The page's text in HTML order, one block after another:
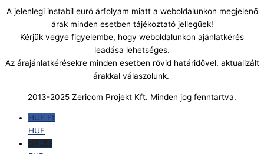
A jelenlegi instabil euró árfolyam miatt a weboldalunkon megjelenő
árak minden esetben tájékoztató jellegűek!
Kérjük vegye figyelembe, hogy weboldalunkon ajánlatkérés
leadása lehetséges.
Az árajánlatkérésekre minden esetben rövid határidővel, aktualizált
árakkal válaszolunk.
2013-2025 Zericom Projekt Kft. Minden jog fenntartva.
HUF Ft
HUF
EUR €